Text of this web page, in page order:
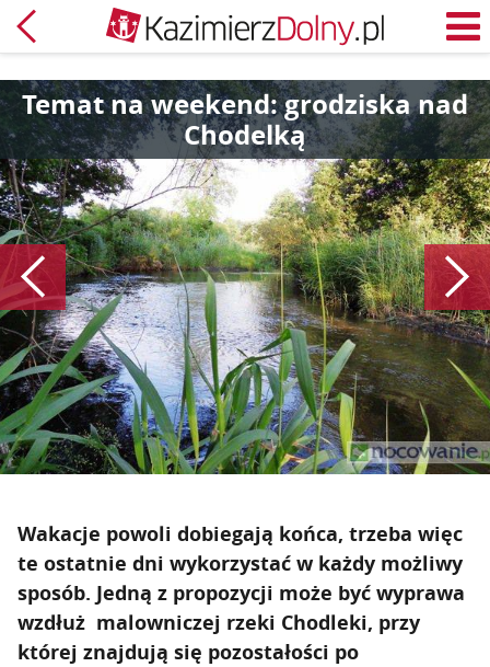
Powrót
Temat na weekend: grodziska nad
Chodelką
Poprzedni
Wakacje powoli dobiegają końca, trzeba więc
te ostatnie dni wykorzystać w każdy możliwy
sposób. Jedną z propozycji może być wyprawa
wzdłuż malowniczej rzeki Chodleki, przy
której znajdują się pozostałości po